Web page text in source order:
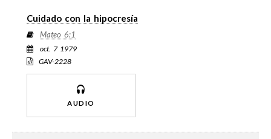
Cuidado con la hipocresía
Mateo 6:1
oct. 7 1979
GAV-2228
AUDIO